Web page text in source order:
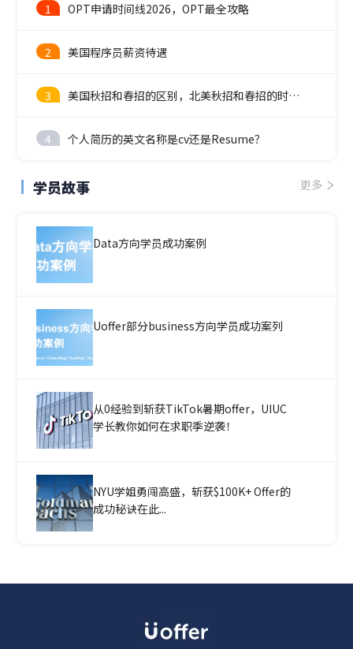
1 OPT申请时间线2026，OPT最全攻略
2 美国程序员薪资待遇
3 美国秋招和春招的区别，北美秋招和春招的时间线
4 个人简历的英文名称是cv还是Resume？
学员故事 更多
Data方向学员成功案例
Uoffer部分business方向学员成功案列
从0经验到斩获TikTok暑期offer，UIUC
学长教你如何在求职季逆袭！
NYU学姐勇闯高盛，斩获$100K+ Offer的
成功秘诀在此...